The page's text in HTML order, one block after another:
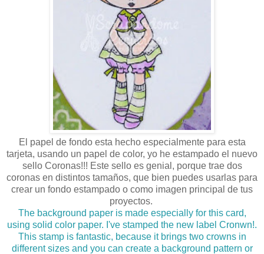
El papel de fondo esta hecho especialmente para esta
tarjeta, usando un papel de color, yo he estampado el nuevo
sello Coronas!!! Este sello es genial, porque trae dos
coronas en distintos tamaños, que bien puedes usarlas para
crear un fondo estampado o como imagen principal de tus
proyectos.
The background paper is made especially for this card,
using solid color paper. I've stamped the new label Cronwn!.
This stamp is fantastic, because it brings two crowns in
different sizes and you can create a background pattern or